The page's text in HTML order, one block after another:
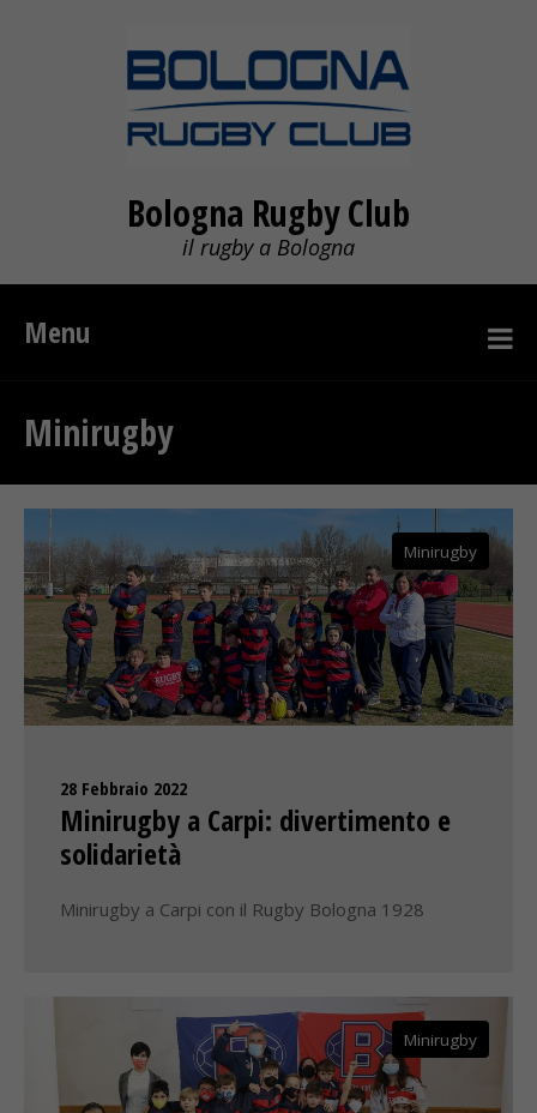
Bologna Rugby Club
il rugby a Bologna
Menu
Minirugby
Minirugby
28 Febbraio 2022
Minirugby a Carpi: divertimento e
solidarietà
Minirugby a Carpi con il Rugby Bologna 1928
Minirugby